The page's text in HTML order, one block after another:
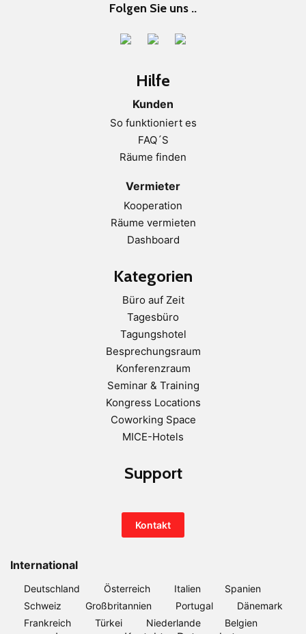
Folgen Sie uns ..
Hilfe
Kunden
So funktioniert es
FAQ´S
Räume finden
Vermieter
Kooperation
Räume vermieten
Dashboard
Kategorien
Büro auf Zeit
Tagesbüro
Tagungshotel
Besprechungsraum
Konferenzraum
Seminar & Training
Kongress Locations
Coworking Space
MICE-Hotels
Support
Kontakt
International
Deutschland Österreich Italien
Spanien
Schweiz
Großbritannien Portugal
Dänemark
Frankreich
Türkei Niederlande Belgien